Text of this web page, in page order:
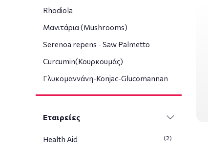
Rhodiola
Μανιτάρια (Mushrooms)
Serenoa repens - Saw Palmetto
Curcumin(Κουρκουμάς)
Γλυκομαννάνη-Konjac-Glucomannan
Εταιρείες
Health Aid (2)